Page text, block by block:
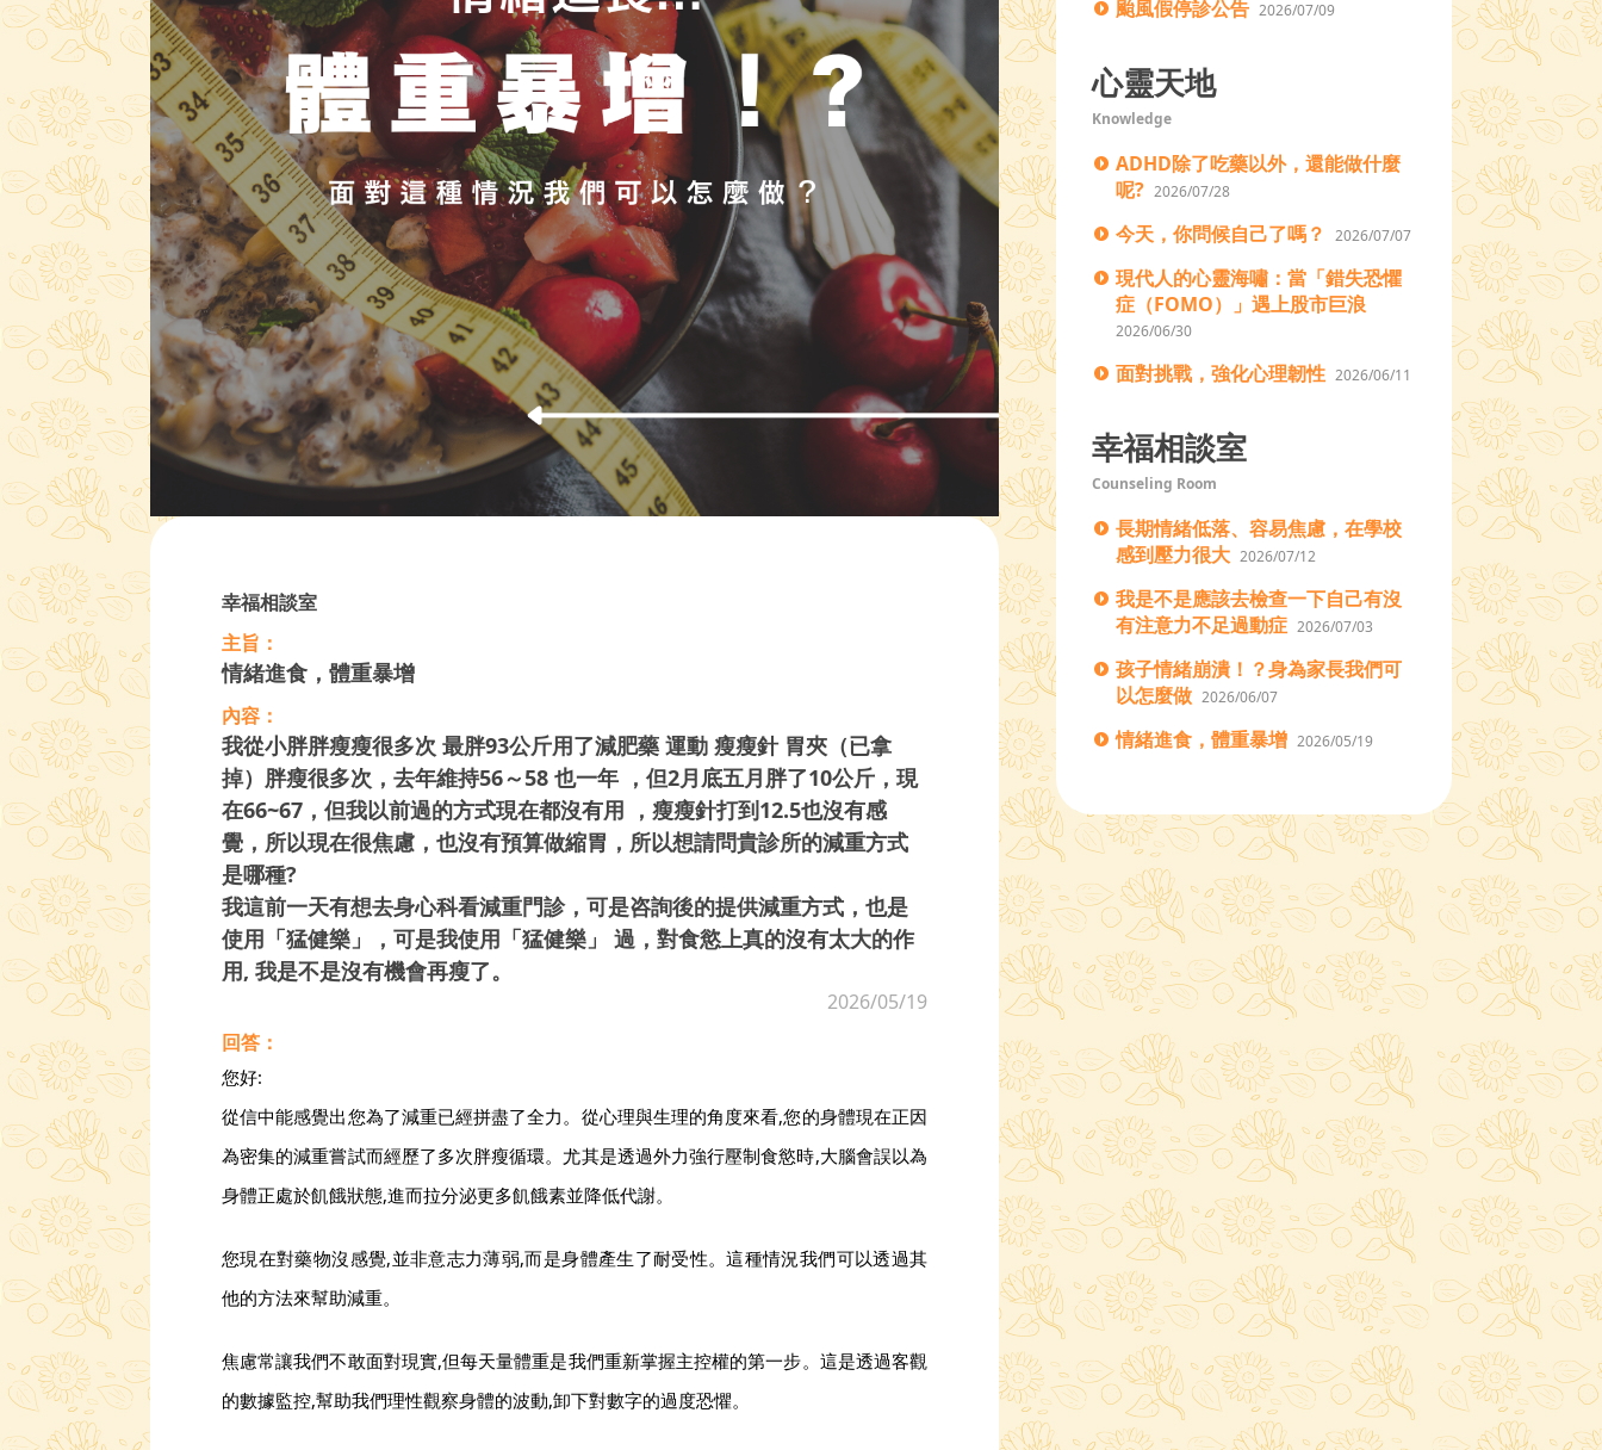
幸福相談室
主旨：
情緒進食，體重暴增
內容：
我從小胖胖瘦瘦很多次 最胖93公斤用了減肥藥 運動 瘦瘦針 胃夾（已拿
掉）胖瘦很多次，去年維持56～58 也一年 ，但2月底五月胖了10公斤，現
在66~67，但我以前過的方式現在都沒有用 ，瘦瘦針打到12.5也沒有感
覺，所以現在很焦慮，也沒有預算做縮胃，所以想請問貴診所的減重方式
是哪種?
我這前一天有想去身心科看減重門診，可是咨詢後的提供減重方式，也是
使用「猛健樂」，可是我使用「猛健樂」 過，對食慾上真的沒有太大的作
用, 我是不是沒有機會再瘦了。
2026/05/19
回答：
您好:
從信中能感覺出您為了減重已經拼盡了全力。從心理與生理的角度來看,您的身體現在正因
為密集的減重嘗試而經歷了多次胖瘦循環。尤其是透過外力強行壓制食慾時,大腦會誤以為
身體正處於飢餓狀態,進而拉分泌更多飢餓素並降低代謝。
您現在對藥物沒感覺,並非意志力薄弱,而是身體產生了耐受性。這種情況我們可以透過其
他的方法來幫助減重。
焦慮常讓我們不敢面對現實,但每天量體重是我們重新掌握主控權的第一步。這是透過客觀
的數據監控,幫助我們理性觀察身體的波動,卸下對數字的過度恐懼。
颱風假停診公告 2026/07/09
心靈天地
Knowledge
ADHD除了吃藥以外，還能做什麼
呢? 2026/07/28
今天，你問候自己了嗎？ 2026/07/07
現代人的心靈海嘯：當「錯失恐懼
症（FOMO）」遇上股市巨浪
2026/06/30
面對挑戰，強化心理韌性 2026/06/11
幸福相談室
Counseling Room
長期情緒低落、容易焦慮，在學校
感到壓力很大 2026/07/12
我是不是應該去檢查一下自己有沒
有注意力不足過動症 2026/07/03
孩子情緒崩潰！？身為家長我們可
以怎麼做 2026/06/07
情緒進食，體重暴增 2026/05/19